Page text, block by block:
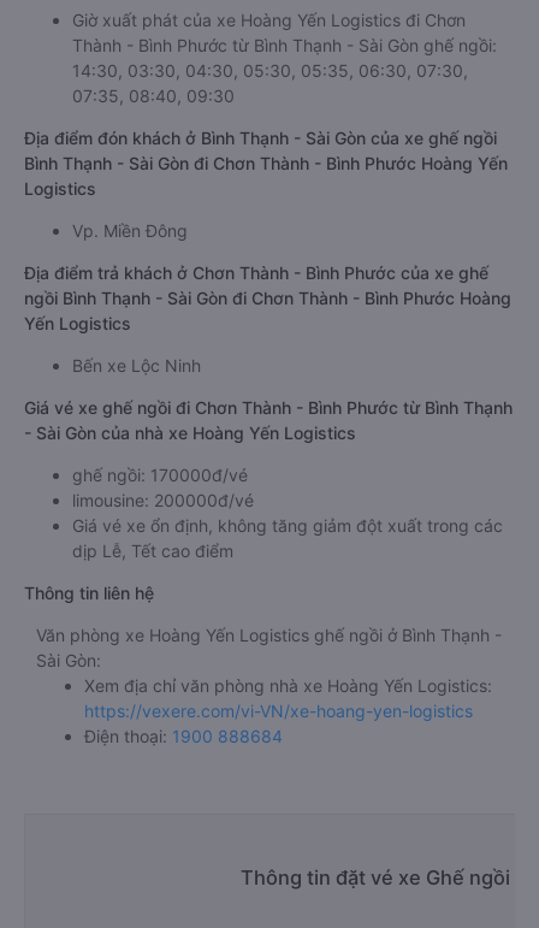
Giờ xuất phát của xe Hoàng Yến Logistics đi Chơn
Thành - Bình Phước từ Bình Thạnh - Sài Gòn ghế ngồi:
14:30, 03:30, 04:30, 05:30, 05:35, 06:30, 07:30,
07:35, 08:40, 09:30
Địa điểm đón khách ở Bình Thạnh - Sài Gòn của xe ghế ngồi
Bình Thạnh - Sài Gòn đi Chơn Thành - Bình Phước Hoàng Yến
Logistics
Vp. Miền Đông
Địa điểm trả khách ở Chơn Thành - Bình Phước của xe ghế
ngồi Bình Thạnh - Sài Gòn đi Chơn Thành - Bình Phước Hoàng
Yến Logistics
Bến xe Lộc Ninh
Giá vé xe ghế ngồi đi Chơn Thành - Bình Phước từ Bình Thạnh
- Sài Gòn của nhà xe Hoàng Yến Logistics
ghế ngồi: 170000đ/vé
limousine: 200000đ/vé
Giá vé xe ổn định, không tăng giảm đột xuất trong các
dịp Lễ, Tết cao điểm
Thông tin liên hệ
Văn phòng xe Hoàng Yến Logistics ghế ngồi ở Bình Thạnh -
Sài Gòn:
Xem địa chỉ văn phòng nhà xe Hoàng Yến Logistics:
https://vexere.com/vi-VN/xe-hoang-yen-logistics
Điện thoại: 1900 888684
Thông tin đặt vé xe Ghế ngồi